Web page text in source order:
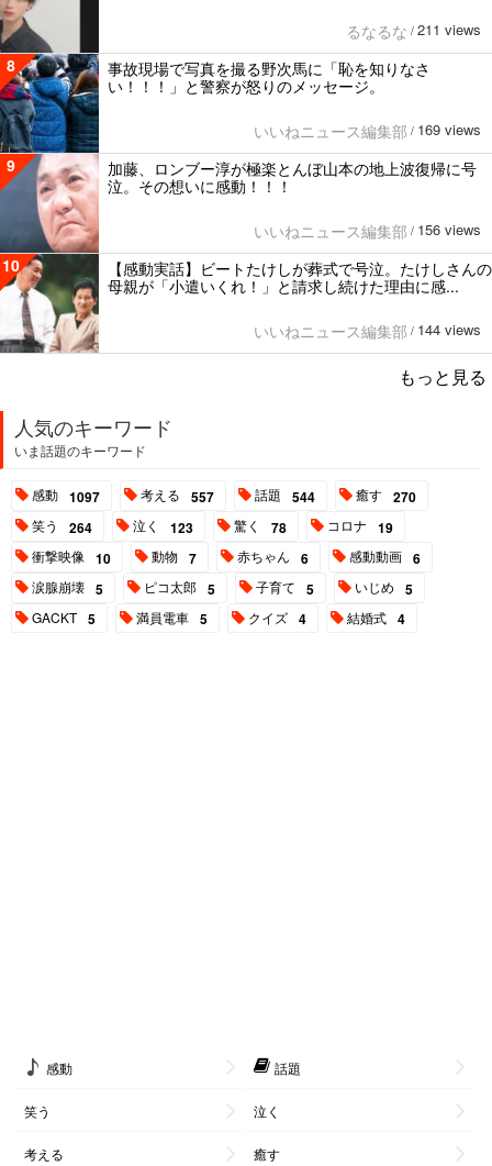
るなるな / 211 views
8
事故現場で写真を撮る野次馬に「恥を知りなさ
い！！！」と警察が怒りのメッセージ。
いいねニュース編集部 / 169 views
9
加藤、ロンブー淳が極楽とんぼ山本の地上波復帰に号
泣。その想いに感動！！！
いいねニュース編集部 / 156 views
10
【感動実話】ビートたけしが葬式で号泣。たけしさんの
母親が「小遣いくれ！」と請求し続けた理由に感...
いいねニュース編集部 / 144 views
もっと見る
人気のキーワード
いま話題のキーワード
感動 1097 考える 557 話題 544 癒す 270
笑う 264 泣く 123 驚く 78 コロナ 19
衝撃映像 10 動物 7 赤ちゃん 6 感動動画 6
涙腺崩壊 5 ピコ太郎 5 子育て 5 いじめ 5
GACKT 5 満員電車 5 クイズ 4 結婚式 4
感動 話題
笑う 泣く
考える 癒す